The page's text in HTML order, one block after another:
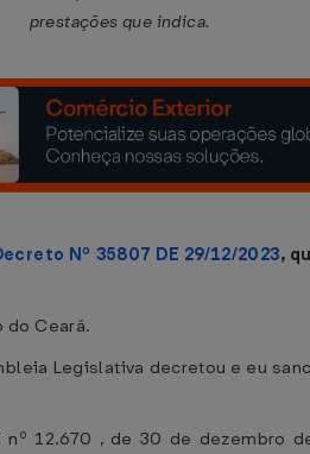
prestações que indica.
Nº 35807 DE 29/12/2023,
do Ceará.
Legislativa decretou e eu
12.670 , de 30 de dezembro